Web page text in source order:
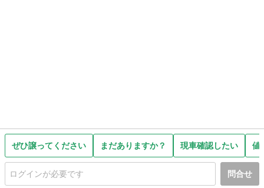
ぜひ譲ってください まだありますか？ 現車確認したい 値
問合せ